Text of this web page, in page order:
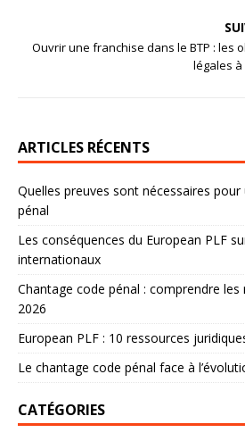
Ouvrir une franchise dans le BTP : les
légales
ARTICLES RÉCENTS
Quelles preuves sont nécessaires
pénal
Les conséquences du European PLF
internationaux
Chantage code pénal : comprendre les
2026
European PLF : 10 ressources
Le chantage code pénal face à
CATÉGORIES